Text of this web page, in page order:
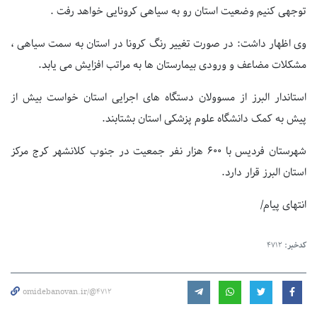
توجهی کنیم وضعیت استان رو به سیاهی کرونایی خواهد رفت .
وی اظهار داشت: در صورت تغییر رنگ کرونا در استان به سمت سیاهی ،
مشکلات مضاعف و ورودی بیمارستان ها به مراتب افزایش می یابد.
استاندار البرز از مسوولان دستگاه های اجرایی استان خواست بیش از
پیش به کمک دانشگاه علوم پزشکی استان بشتابند.
شهرستان فردیس با ۶۰۰ هزار نفر جمعیت در جنوب کلانشهر کرج مرکز
استان البرز قرار دارد.
انتهای پیام/
کدخبر: 4712
omidebanovan.ir/@4712